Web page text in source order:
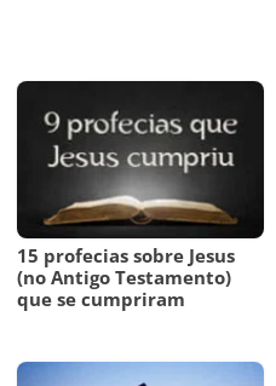
15 profecias sobre Jesus
(no Antigo Testamento)
que se cumpriram